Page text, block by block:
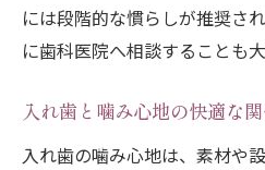
には段階的な慣らしが推奨さ
に歯科医院へ相談することも大
入れ歯と噛み心地の快適な
入れ歯の噛み心地は、素材や